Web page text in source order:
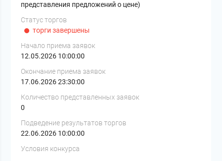
представления предложений о цене)
Статус торгов
торги завершены
Начало приема заявок
12.05.2026 10:00:00
Окончание приема заявок
17.06.2026 23:30:00
Количество представленных заявок
0
Подведение результатов торгов
22.06.2026 10:00:00
Условия конкурса